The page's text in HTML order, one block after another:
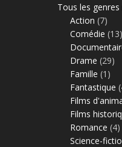
Tous les genres
Action (7)
Comédie (13)
Drame (29)
Famille (1)
Fantastique
Films
Films
Romance (4)
Science-